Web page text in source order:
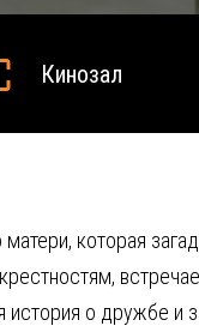
Кинозал
которая
история о дружбе и